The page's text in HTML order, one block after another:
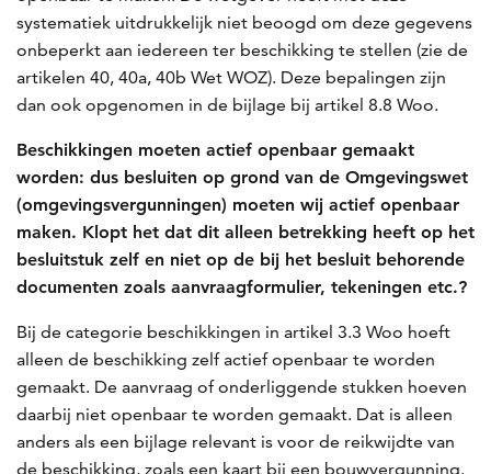
systematiek uitdrukkelijk niet beoogd om deze gegevens
onbeperkt aan iedereen ter beschikking te stellen (zie de
artikelen 40, 40a, 40b Wet WOZ). Deze bepalingen zijn
dan ook opgenomen in de bijlage bij artikel 8.8 Woo.
Beschikkingen moeten actief openbaar gemaakt
worden: dus besluiten op grond van de Omgevingswet
(omgevingsvergunningen) moeten wij actief openbaar
maken. Klopt het dat dit alleen betrekking heeft op het
besluitstuk zelf en niet op de bij het besluit behorende
documenten zoals aanvraagformulier, tekeningen etc.?
Bij de categorie beschikkingen in artikel 3.3 Woo hoeft
alleen de beschikking zelf actief openbaar te worden
gemaakt. De aanvraag of onderliggende stukken hoeven
daarbij niet openbaar te worden gemaakt. Dat is alleen
anders als een bijlage relevant is voor de reikwijdte van
de beschikking, zoals een kaart bij een bouwvergunning.